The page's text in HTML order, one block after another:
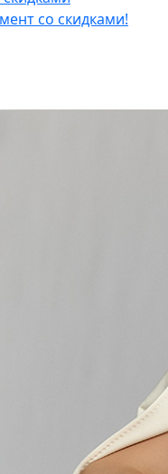
со скидками!